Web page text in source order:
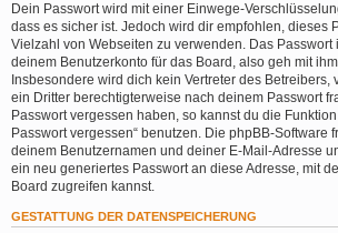
Dein Passwort wird mit einer Einwege-
dass es sicher ist. Jedoch wird dir empfohlen, dieses
Vielzahl von Webseiten zu verwenden. Das Passwort
deinem Benutzerkonto für das Board, also geh mit
Insbesondere wird dich kein Vertreter des Betreibers,
ein Dritter berechtigterweise nach deinem Passwort
Passwort vergessen haben, so kannst du die
Passwort vergessen“ benutzen. Die phpBB-Software
deinem Benutzernamen und deiner E-Mail-Adresse
ein neu generiertes Passwort an diese Adresse, mit
Board zugreifen kannst.
GESTATTUNG DER DATENSPEICHERUNG